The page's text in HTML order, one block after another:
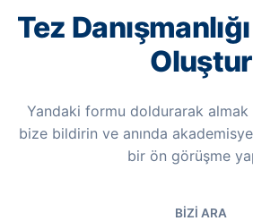
Tez
Oluştur
Yandaki formu doldurarak
bize bildirin ve anında
bir ön görüşme
BIZI ARA